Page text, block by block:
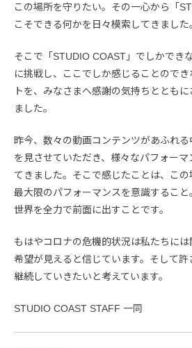
この場所を守りたい。その一心から「
こそできる何かを日々模索してきました
そこで「STUDIO COAST」でしかでき
に挑戦し、ここでしか感じることので
トを、みなさまへ感謝の気持ちととも
ました。
昨今、数々の動画コンテンツがあふれ
を見させていただき、様々なパフォー
てきました。そこで感じたことは、この
最大限のパフォーマンスを意識するこ
世界を全力で前面に出すことです。
もはやコロナの危機的状況は私たちに
希望が見えると信じています。そして
継続していきたいと考えています。
STUDIO COAST STAFF 一同